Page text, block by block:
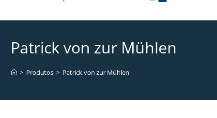
Patrick von zur Mühlen
> Produtos > Patrick von zur Mühlen